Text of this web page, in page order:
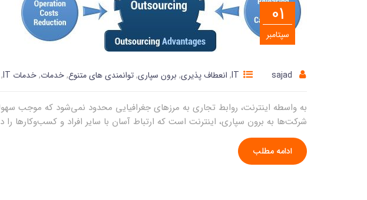
01
سپتامبر
sajad
IT
, انعطاف پذیری, برون سپاری,توانمندی های متنوع,خدمات,خدمات IT ,
به واسطه اینترنت، روابط تجاری به مرزهای جغرافیایی محدود نمی‌شود که موجب
شرکت‌ها به برون سپاری، اینترنت است که ارتباط آسان با سایر افراد و
ادامه مطلب